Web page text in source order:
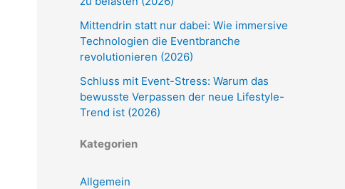
Mittendrin statt nur dabei: Wie immersive
Technologien die Eventbranche
revolutionieren (2026)
Schluss mit Event-Stress: Warum das
bewusste Verpassen der neue Lifestyle-
Trend ist (2026)
Kategorien
Allgemein